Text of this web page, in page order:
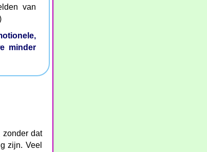
van
minder
zonder dat
zijn. Veel